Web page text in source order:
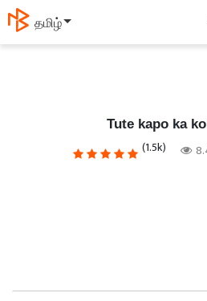
தமிழ்
Tute kapo ka
(1.5k)